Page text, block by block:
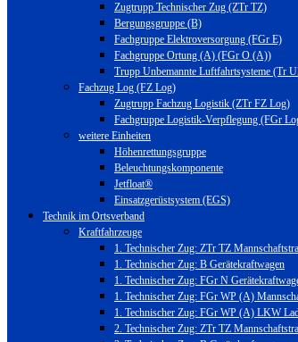
Zugtrupp Technischer Zug (ZTr TZ)
Bergungsgruppe (B)
Fachgruppe Elektroversorgung (FGr E)
Fachgruppe Ortung (A) (FGr O (A))
Trupp Unbemannte Luftfahrtsysteme (Tr
Fachzug Log (FZ Log)
Zugtrupp Fachzug Logistik (ZTr FZ Log)
Fachgruppe Logistik-Verpflegung (FGr
weitere Einheiten
Höhenrettungsgruppe
Beleuchtungskomponente
Jetfloat®
Einsatzgerüstsystem (EGS)
Technik im Ortsverband
Kraftfahrzeuge
1. Technischer Zug: ZTr TZ
1. Technischer Zug: B Gerätekraftwagen
1. Technischer Zug: FGr N
1. Technischer Zug: FGr WP (A)
1. Technischer Zug: FGr WP (A) LKW
2. Technischer Zug: ZTr TZ